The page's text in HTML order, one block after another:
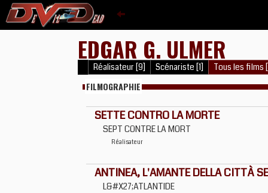
EDGAR G. ULMER
Réalisateur [9] Scénariste [1] Tous les films
FILMOGRAPHIE
SETTE CONTRO LA MORTE
SEPT CONTRE LA MORT
Réalisateur
ANTINEA, L'AMANTE DELLA CITTÀ
L&#X27;ATLANTIDE